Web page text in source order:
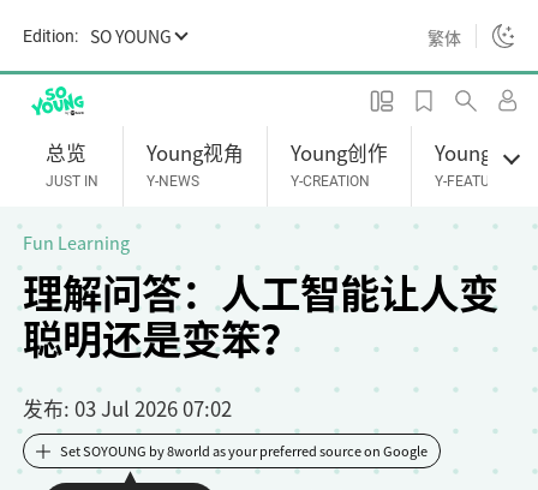
i
Edition: SO YOUNG 繁体
总览
JUST IN
Young视角
Y-NEWS
Young创作
Y-CREATION
Young专题
Y-FEATURES
理解问答：人工智能让人变
聪明还是变笨？
Fun Learning
发布: 03 Jul 2026 07:02
Set SOYOUNG by 8world as your preferred source on Google